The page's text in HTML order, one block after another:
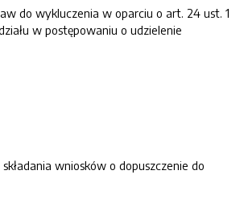
do wykluczenia w oparciu o art. 24 ust. 1
w postępowaniu o udzielenie
wniosków o dopuszczenie do